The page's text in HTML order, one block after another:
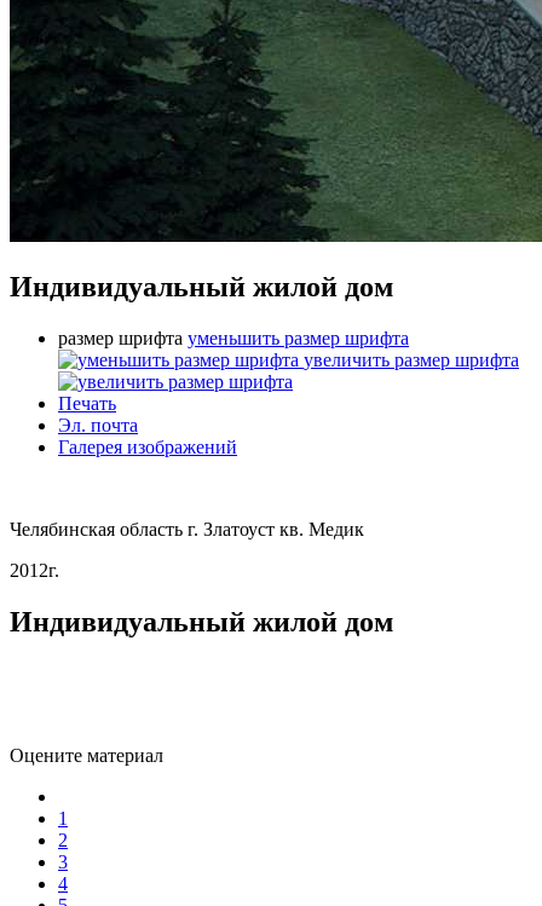
Индивидуальный жилой дом
размер шрифта уменьшить размер шрифта
увеличить размер шрифта
Печать
Эл. почта
Галерея изображений
Челябинская область г. Златоуст кв. Медик
2012г.
Индивидуальный жилой дом
Оцените материал
1
2
3
4